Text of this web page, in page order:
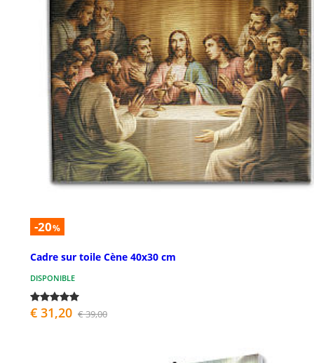
-20%
Cadre sur toile Cène 40x30 cm
DISPONIBLE
€ 31,20 € 39,00